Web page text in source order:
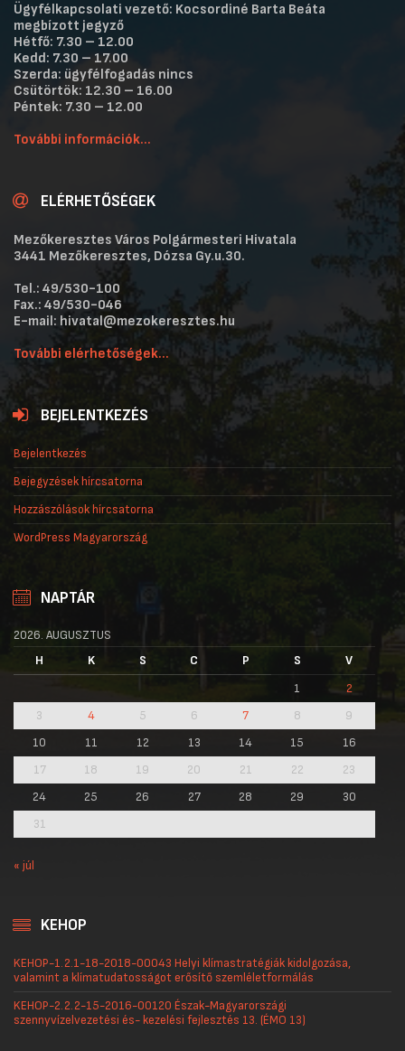
Ügyfélkapcsolati vezető: Kocsordiné Barta Beáta
megbízott jegyző
Hétfő: 7.30 – 12.00
Kedd: 7.30 – 17.00
Szerda: ügyfélfogadás nincs
Csütörtök: 12.30 – 16.00
Péntek: 7.30 – 12.00
További információk...
ELÉRHETŐSÉGEK
Mezőkeresztes Város Polgármesteri Hivatala
3441 Mezőkeresztes, Dózsa Gy.u.30.
Tel.: 49/530-100
Fax.: 49/530-046
E-mail: hivatal@mezokeresztes.hu
További elérhetőségek...
BEJELENTKEZÉS
Bejelentkezés
Bejegyzések hírcsatorna
Hozzászólások hírcsatorna
WordPress Magyarország
NAPTÁR
2026. AUGUSZTUS
H
K S C P S
V
1
2
3
4 5 6 7 8
9
10
11 12 13 14 15
16
17
18 19 20 21 22
23
24
25 26 27 28 29
30
31
« júl
KEHOP
KEHOP-1.2.1-18-2018-00043 Helyi klímastratégiák kidolgozása,
valamint a klímatudatosságot erősítő szemléletformálás
KEHOP-2.2.2-15-2016-00120 Észak-Magyarországi
szennyvízelvezetési és- kezelési fejlesztés 13. (ÉMO 13)